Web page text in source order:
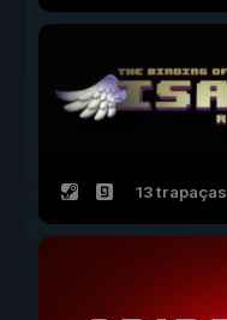
13 trapaças